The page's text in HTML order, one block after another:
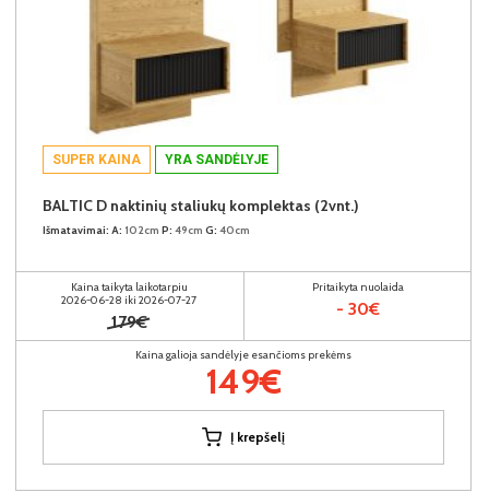
SUPER KAINA YRA SANDĖLYJE
BALTIC D naktinių staliukų komplektas (2vnt.)
Išmatavimai: A: 102cm P: 49cm G: 40cm
Kaina taikyta laikotarpiu
2026-06-28 iki 2026-07-27
179€
Pritaikyta nuolaida
- 30€
Kaina galioja sandėlyje esančioms prekėms
149€
Į krepšelį